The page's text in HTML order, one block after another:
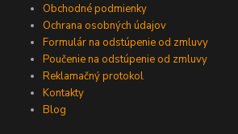
Obchodné podmienky
Ochrana osobných údajov
Formulár na odstúpenie od zmluvy
Poučenie na odstúpenie od zmluvy
Reklamačný protokol
Kontakty
Blog